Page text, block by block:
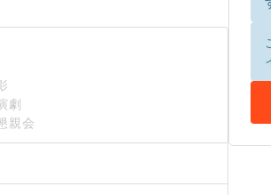
劇
親会